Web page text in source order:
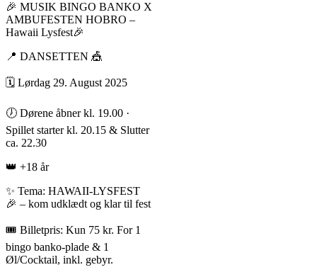
🎉 MUSIK BINGO BANKO X
AMBUFESTEN HOBRO –
Hawaii Lysfest🎉
📍 DANSETTEN 🎪
🗓️ Lørdag 29. August 2025
🕖 Dørene åbner kl. 19.00 ·
Spillet starter kl. 20.15 & Slutter
ca. 22.30
👑 +18 år
✨ Tema: HAWAII-LYSFEST
🎉 – kom udklædt og klar til fest
🎟️ Billetpris: Kun 75 kr. For 1
bingo banko-plade & 1
Øl/Cocktail, inkl. gebyr.